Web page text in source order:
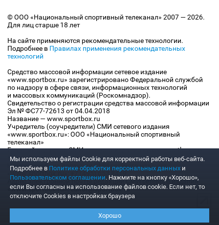
© ООО «Национальный спортивный телеканал» 2007 — 2026.
Для лиц старше 18 лет
На сайте применяются рекомендательные технологии.
Подробнее в Правилах применения рекомендательных
технологий
Средство массовой информации сетевое издание
«www.sportbox.ru» зарегистрировано Федеральной службой
по надзору в сфере связи, информационных технологий
и массовых коммуникаций (Роскомнадзор).
Свидетельство о регистрации средства массовой информации
Эл № ФС77-72613 от 04.04.2018
Название — www.sportbox.ru
Учредитель (соучредители) СМИ сетевого издания
«www.sportbox.ru»: ООО «Национальный спортивный
телеканал»
Главный редактор СМИ сетевого издания «www.sportbox.ru»:
Конов В.А.
Номер телефона редакции СМИ сетевого издания
«www.sportbox.ru»: +7 (495) 653 8419
Адрес электронной почты редакции СМИ сетевого издания
«www.sportbox.ru»: editor@sportbox.ru
Мы используем файлы Сookie для корректной работы веб-сайта.
Подробнее в Политике обработки персональных данных и
Пользовательском соглашении. Нажмите на кнопку «Хорошо»,
если Вы согласны на использование файлов cookie. Если нет, то
отключите Cookies в настройках браузера
Хорошо